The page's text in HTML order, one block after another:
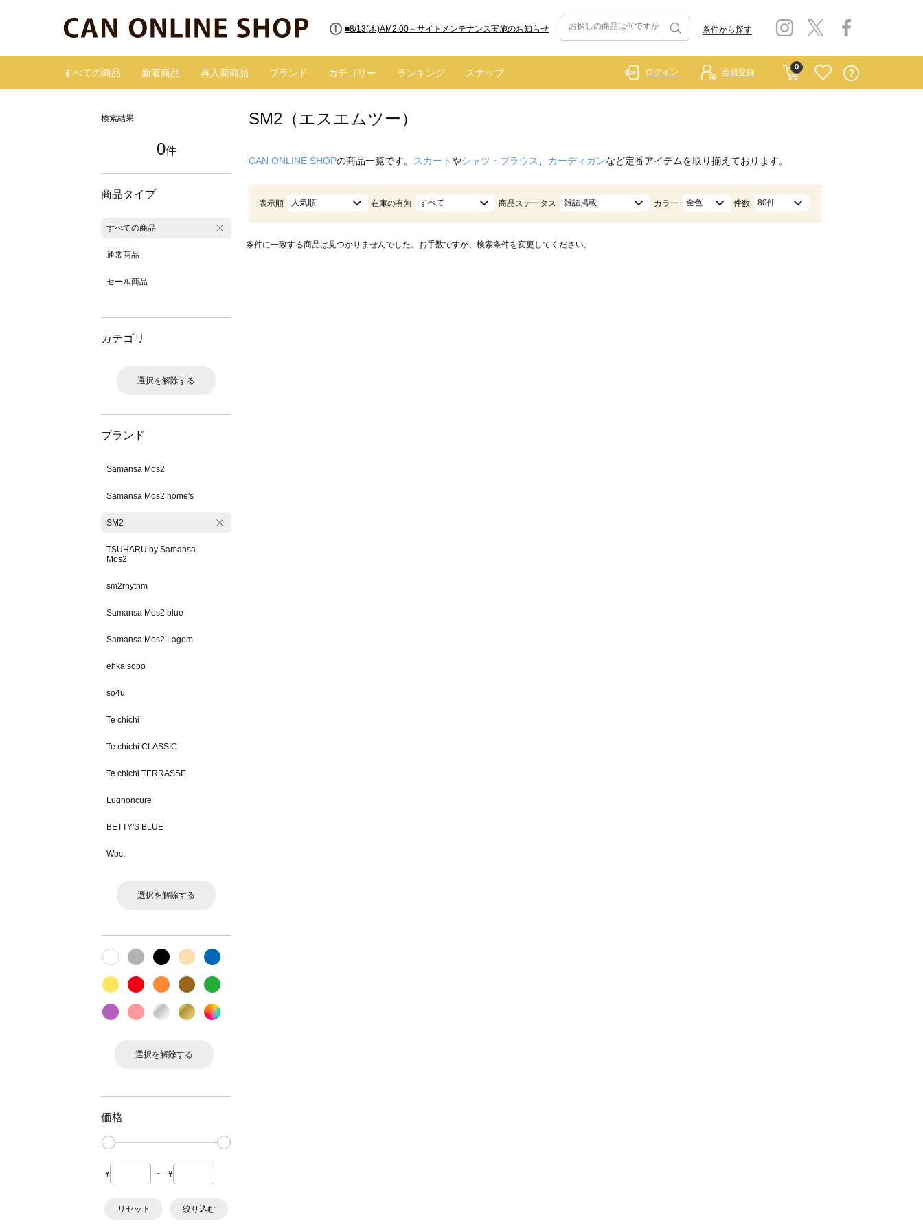
■8/13(木)AM2:00～サイトメンテナンス実施のお知らせ 条件から探す
すべての商品 新着商品 再入荷商品 ブランド カテゴリー ランキング スナップ
0
ログイン 会員登録
検索結果
0件
商品タイプ
すべての商品
通常商品
セール商品
カテゴリ
選択を解除する
ブランド
Samansa Mos2
Samansa Mos2 home's
SM2
TSUHARU by Samansa
Mos2
sm2rhythm
Samansa Mos2 blue
Samansa Mos2 Lagom
ehka sopo
sō4ū
Te chichi
Te chichi CLASSIC
Te chichi TERRASSE
Lugnoncure
BETTY'S BLUE
Wpc.
選択を解除する
選択を解除する
価格
¥ ~ ¥
リセット 絞り込む
SM2（エスエムツー）
CAN ONLINE SHOPの商品一覧です。 スカートやシャツ・ブラウス カーディガンなど定番アイテムを取り揃えております。
表示順 人気順 在庫の有無 すべて 商品ステータス 雑誌掲載 カラー 全色 件数 80件
条件に一致する商品は見つかりませんでした。お手数ですが、検索条件を変更してください。